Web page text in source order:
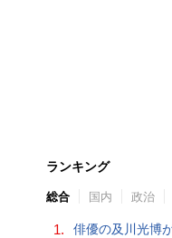
ランキング
総合 国内 政治
1. 俳優の及川光博